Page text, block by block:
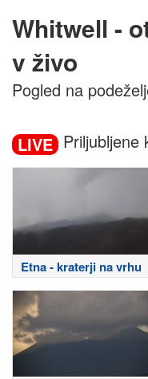
Whitwell -
v živo
Pogled na
LIVE Priljubljene
Etna - kraterji na vrhu